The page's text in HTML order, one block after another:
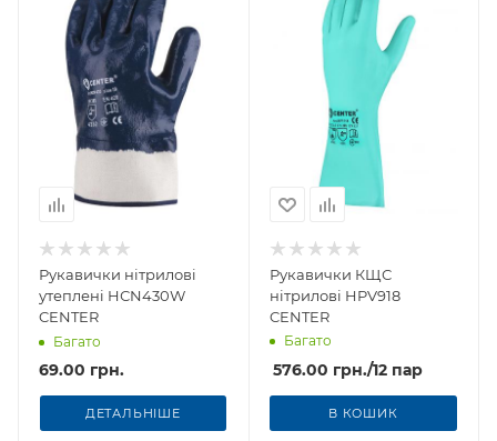
Рукавички нітрилові
утеплені HСN430W
CENTER
Багато
69.00 грн.
ДЕТАЛЬНІШЕ
Рукавички КЩС
нітрилові HPV918
CENTER
Багато
576.00 грн./12 пар
В КОШИК